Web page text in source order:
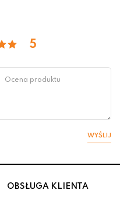
5
WYŚLIJ
OBSŁUGA KLIENTA